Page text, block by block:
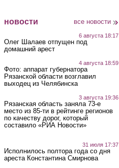
новости все новости
6 августа 18:17
Олег Шалаев отпущен под
домашний арест
4 августа 18:59
Фото: аппарат губернатора
Рязанской области возглавил
выходец из Челябинска
3 августа 19:36
Рязанская область заняла 73-е
место из 85-ти в рейтинге регионов
по качеству дорог, который
составило «РИА Новости»
31 июля 17:37
Исполнилось полтора года со дня
ареста Константина Смирнова